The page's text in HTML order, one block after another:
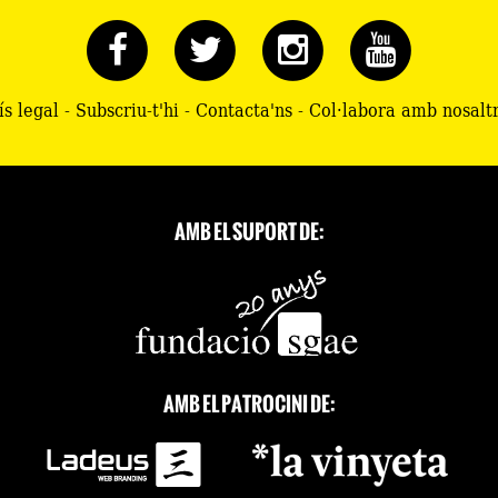
legal- Subscriu-t'hi-Contacta'ns-Col·labora amb
AMB EL SUPORT DE:
AMB EL PATROCINI DE: